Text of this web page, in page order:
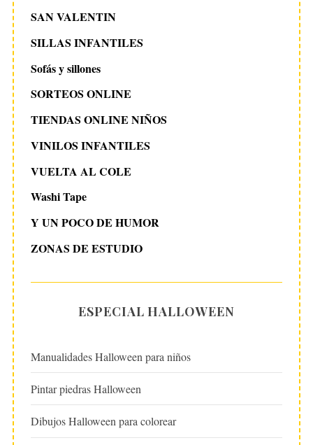
SAN VALENTIN
SILLAS INFANTILES
Sofás y sillones
SORTEOS ONLINE
TIENDAS ONLINE NIÑOS
VINILOS INFANTILES
VUELTA AL COLE
Washi Tape
Y UN POCO DE HUMOR
ZONAS DE ESTUDIO
ESPECIAL HALLOWEEN
Manualidades Halloween para niños
Pintar piedras Halloween
Dibujos Halloween para colorear